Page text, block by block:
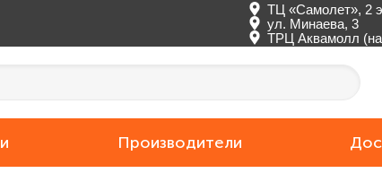
ТЦ «Самолет», 2
ул. Минаева, 3
ТРЦ Аквамолл
Производители